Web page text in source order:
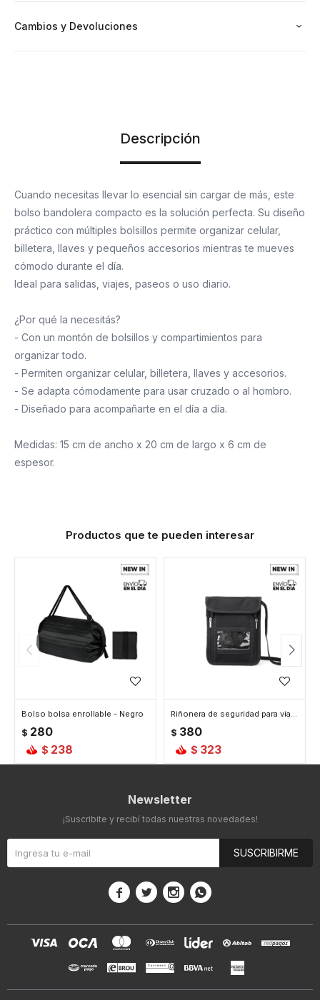
Cambios y Devoluciones
Descripción
Cuando necesitas llevar lo esencial sin cargar de más, este
bolso bandolera compacto es la solución perfecta. Su diseño
práctico con múltiples bolsillos permite organizar celular,
billetera, llaves y pequeños accesorios mientras te mueves
cómodo durante el día.
Ideal para salidas, viajes, paseos o uso diario.
¿Por qué la necesitás?
- Con un montón de bolsillos y compartimientos para
organizar todo.
- Permiten organizar celular, billetera, llaves y accesorios.
- Se adapta cómodamente para usar cruzado o al hombro.
- Diseñado para acompañarte en el día a día.
Medidas: 15 cm de ancho x 20 cm de largo x 6 cm de
espesor.
Productos que te pueden interesar
Bolso bolsa enrollable - Negro
$ 280
$ 238
Riñonera de seguridad para viaje - Negro
$ 380
$ 323
Newsletter
¡Suscribite y recibí todas nuestras novedades!
SUSCRIBIRME
   